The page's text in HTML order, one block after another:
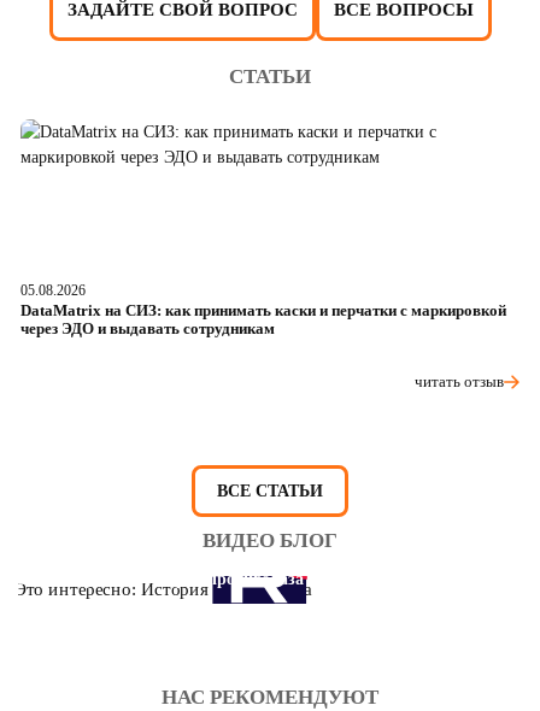
ЗАДАЙТЕ СВОЙ ВОПРОС ВСЕ ВОПРОСЫ
СТАТЬИ
05.08.2026
DataMatrix на СИЗ: как принимать каски и перчатки с маркировкой
через ЭДО и выдавать сотрудникам
читать отзыв
ВСЕ СТАТЬИ
ВИДЕО БЛОГ
Это интересно: История противогаза
НАС РЕКОМЕНДУЮТ